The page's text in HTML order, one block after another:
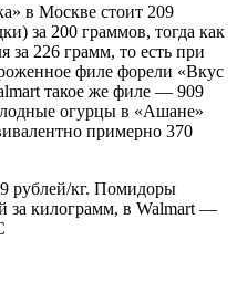
в Москве стоит 209
за 200 граммов, тогда как
за 226 грамм, то есть при
филе форели «Вкус
такое же филе — 909
огурцы в «Ашане»
примерно 370
рублей/кг. Помидоры
килограмм, в Walmart —